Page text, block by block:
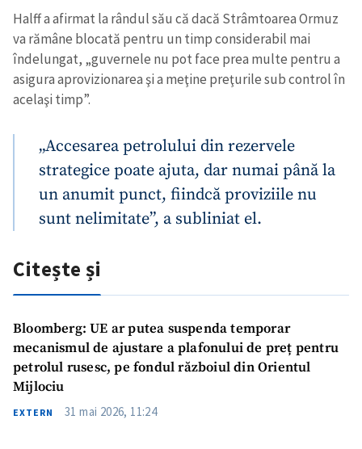
Halff a afirmat la rândul său că dacă Strâmtoarea Ormuz
va rămâne blocată pentru un timp considerabil mai
îndelungat, „guvernele nu pot face prea multe pentru a
asigura aprovizionarea şi a meţine preţurile sub control în
acelaşi timp”.
„Accesarea petrolului din rezervele
strategice poate ajuta, dar numai până la
un anumit punct, fiindcă proviziile nu
sunt nelimitate”, a subliniat el.
Citește și
Bloomberg: UE ar putea suspenda temporar
mecanismul de ajustare a plafonului de preț pentru
petrolul rusesc, pe fondul războiul din Orientul
Mijlociu
EXTERN 31 mai 2026, 11:24